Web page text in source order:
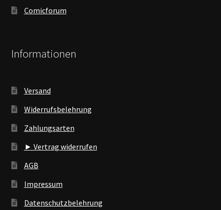
Comicforum
Informationen
Versand
Widerrufsbelehrung
Zahlungsarten
► Vertrag widerrufen
AGB
Impressum
Datenschutzbelehrung